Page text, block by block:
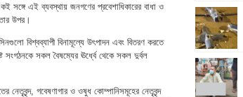
সঙ্গে এই ব্যবস্থায় জনগণের প্রবেশাধিকারের বাধা ও
উপর।
বিশ্বব্যাপী বিনামূল্যে উৎপাদন এবং বিতরণ করতে
সকল বৈষম্যের ঊর্ধ্বে থেকে সকল দুর্বল
নেতৃবৃন্দ, গবেষণাগার ও ওষুধ কোম্পানিসমূহের নেতৃবৃন্দ